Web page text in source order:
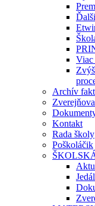
Viac
Archív
Kontakt
Rada školy
Poškoláčik